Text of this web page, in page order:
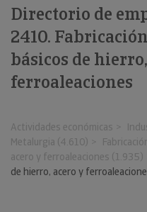
Directorio de
2410.
básicos de
ferroaleaciones
Actividades económicas
Metalurgia (4.610)
acero y ferroaleaciones (1.935)
de hierro, acero y